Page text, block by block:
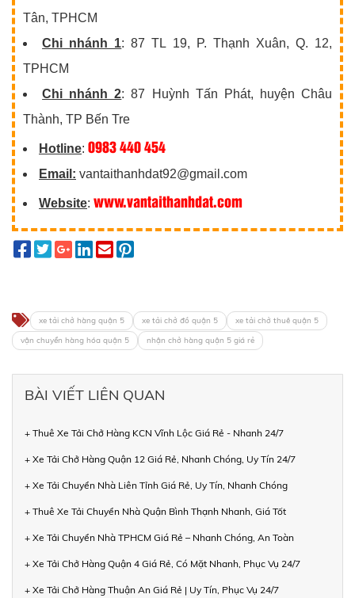
Tân, TPHCM
Chi nhánh 1: 87 TL 19, P. Thạnh Xuân, Q. 12,
TPHCM
Chi nhánh 2: 87 Huỳnh Tấn Phát, huyện Châu
Thành, TP Bến Tre
Hotline: 0983 440 454
Email: vantaithanhdat92@gmail.com
Website: www.vantaithanhdat.com
xe tải chở hàng quận 5 xe tải chở đồ quận 5
xe tải chở thuê quận 5
vận chuyển hàng hóa quận 5
nhận chở hàng quận 5 giá rẻ
BÀI VIẾT LIÊN QUAN
+ Thuê Xe Tải Chở Hàng KCN Vĩnh Lộc Giá Rẻ - Nhanh 24/7
+ Xe Tải Chở Hàng Quận 12 Giá Rẻ, Nhanh Chóng, Uy Tín 24/7
+ Xe Tải Chuyển Nhà Liên Tỉnh Giá Rẻ, Uy Tín, Nhanh Chóng
+ Thuê Xe Tải Chuyển Nhà Quận Bình Thạnh Nhanh, Giá Tốt
+ Xe Tải Chuyển Nhà TPHCM Giá Rẻ – Nhanh Chóng, An Toàn
+ Xe Tải Chở Hàng Quận 4 Giá Rẻ, Có Mặt Nhanh, Phục Vụ 24/7
+ Xe Tải Chở Hàng Thuận An Giá Rẻ | Uy Tín, Phục Vụ 24/7